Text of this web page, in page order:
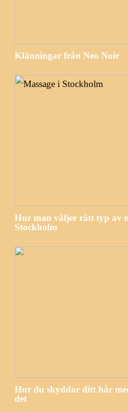
Klänningar från Neo Noir
Hur man väljer rätt typ av
Stockholm
Hur du skyddar ditt hår
det